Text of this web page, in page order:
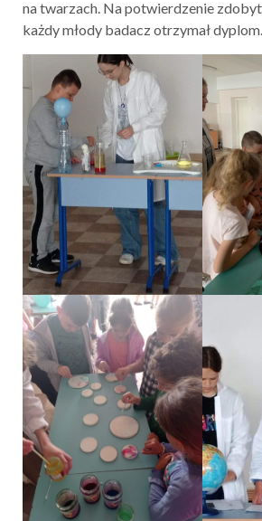
na twarzach. Na potwierdzenie
każdy młody badacz otrzymał dyplom.